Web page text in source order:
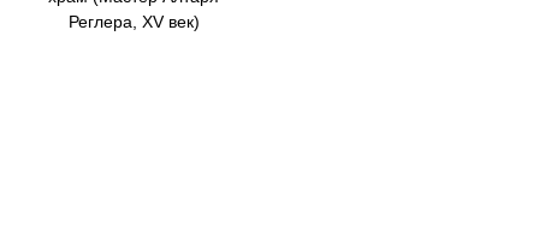
Реглера, XV век)